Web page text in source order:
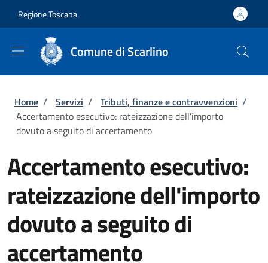
Regione Toscana
Comune di Scarlino
Briciole di pane
Home / Servizi / Tributi, finanze e contravvenzioni /
Accertamento esecutivo: rateizzazione dell'importo
dovuto a seguito di accertamento
Accertamento esecutivo:
rateizzazione dell'importo
dovuto a seguito di
accertamento